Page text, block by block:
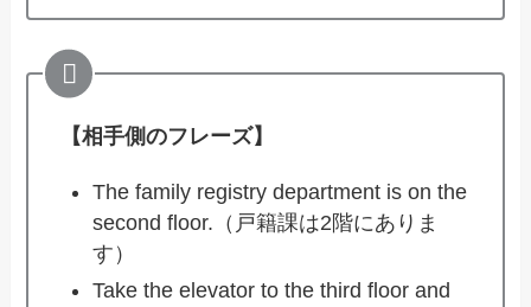
【相手側のフレーズ】
The family registry department is on the
second floor.（戸籍課は2階にありま
す）
Take the elevator to the third floor and